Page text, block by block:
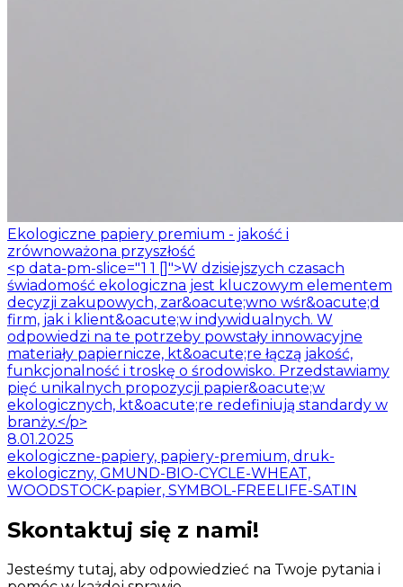
Ekologiczne papiery premium - jakość i
zrównoważona przyszłość
<p data-pm-slice="1 1 []">W dzisiejszych czasach
świadomość ekologiczna jest kluczowym elementem
decyzji zakupowych, zar&oacute;wno wśr&oacute;d
firm, jak i klient&oacute;w indywidualnych. W
odpowiedzi na te potrzeby powstały innowacyjne
materiały papiernicze, kt&oacute;re łączą jakość,
funkcjonalność i troskę o środowisko. Przedstawiamy
pięć unikalnych propozycji papier&oacute;w
ekologicznych, kt&oacute;re redefiniują standardy w
branży.</p>
8.01.2025
ekologiczne-papiery, papiery-premium, druk-
ekologiczny, GMUND-BIO-CYCLE-WHEAT,
WOODSTOCK-papier, SYMBOL-FREELIFE-SATIN
Skontaktuj się z nami!
Jesteśmy tutaj, aby odpowiedzieć na Twoje pytania i